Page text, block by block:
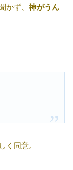
かず、 神がうん
く同意。